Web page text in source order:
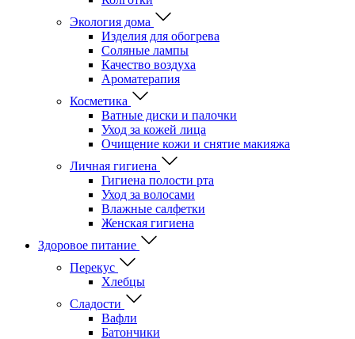
Экология дома
Изделия для обогрева
Соляные лампы
Качество воздуха
Ароматерапия
Косметика
Ватные диски и палочки
Уход за кожей лица
Очищение кожи и снятие макияжа
Личная гигиена
Гигиена полости рта
Уход за волосами
Влажные салфетки
Женская гигиена
Здоровое питание
Перекус
Хлебцы
Сладости
Вафли
Батончики